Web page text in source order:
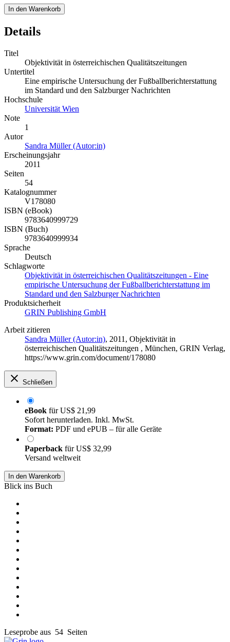
In den Warenkorb
Details
Titel
Objektivität in österreichischen Qualitätszeitungen
Untertitel
Eine empirische Untersuchung der Fußballberichterstattung
im Standard und den Salzburger Nachrichten
Hochschule
Universität Wien
Note
1
Autor
Sandra Müller (Autor:in)
Erscheinungsjahr
2011
Seiten
54
Katalognummer
V178080
ISBN (eBook)
9783640999729
ISBN (Buch)
9783640999934
Sprache
Deutsch
Schlagworte
Objektivität in österreichischen Qualitätszeitungen - Eine
empirische Untersuchung der Fußballberichterstattung im
Standard und den Salzburger Nachrichten
Produktsicherheit
GRIN Publishing GmbH
Arbeit zitieren
Sandra Müller (Autor:in), 2011, Objektivität in
österreichischen Qualitätszeitungen , München, GRIN Verlag,
https://www.grin.com/document/178080
Schließen
eBook fürUS$ 21,99
Sofort herunterladen. Inkl. MwSt.
Format: PDF und ePUB – für alle Geräte
Paperback fürUS$ 32,99
Versand weltweit
In den Warenkorb
Blick ins Buch
Leseprobe aus 54 Seiten